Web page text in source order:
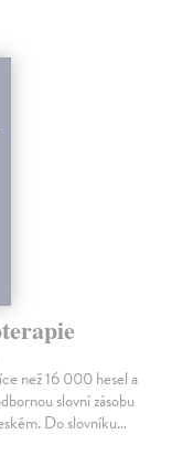
než 16 000 hesel a
slovní zásobu
Do slovníku…